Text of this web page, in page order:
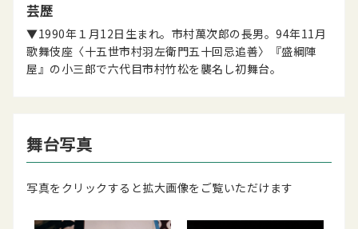
芸歴
▼1990年１月12日生まれ。市村萬次郎の長男。94年11月
歌舞伎座〈十五世市村羽左衛門五十回忌追善〉『盛綱陣
屋』の小三郎で六代目市村竹松を襲名し初舞台。
舞台写真
写真をクリックすると拡大画像をご覧いただけます